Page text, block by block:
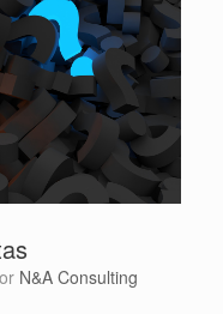
N&A Consulting